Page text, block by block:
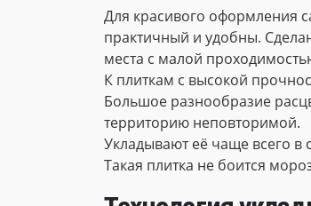
Для красивого оформления
практичный и удобны.
места с малой
К плиткам с высокой
Большое разнообразие
территорию неповторимой.
Укладывают её чаще всего в
Такая плитка не боится